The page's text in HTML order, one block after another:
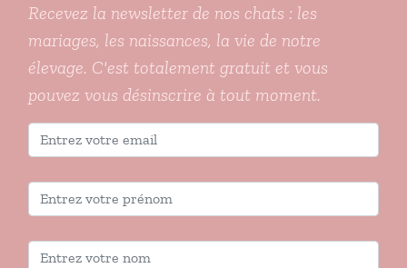
Recevez la newsletter de nos chats : les
mariages, les naissances, la vie de notre
élevage. C'est totalement gratuit et vous
pouvez vous désinscrire à tout moment.